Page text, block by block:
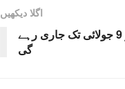
اگلا دیکھیں
حج 2026 کیلئے عازمین کی رجسٹریشن کا آغاز کردیا گیا جو 9 جولائی تک جاری رہے
گی